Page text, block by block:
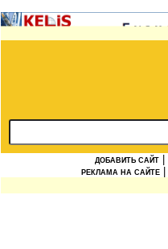
ДОБАВИТЬ САЙТ
РЕКЛАМА НА САЙТЕ